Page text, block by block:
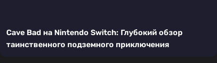
Cave Bad на Nintendo Switch: Глубокий обзор
таинственного подземного приключения